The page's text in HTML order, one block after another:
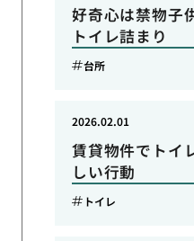
好奇心は禁物子
トイレ詰まり
台所
賃貸物件でトイ
しい行動
2026.02.01
トイレ